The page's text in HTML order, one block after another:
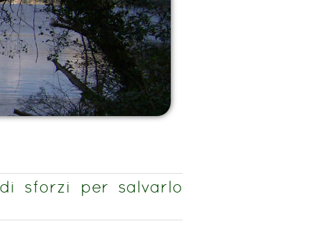
sforzi per salvarlo